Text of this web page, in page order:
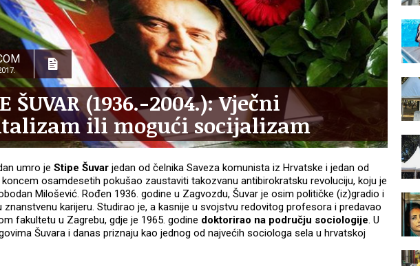
ŠUVAR (1936.-2004.): Vječni
ili mogući socijalizam
umro je Stipe Šuvar jedan od čelnika Saveza komunista iz Hrvatske i jedan od
koncem osamdesetih pokušao zaustaviti takozvanu antibirokratsku revoluciju, koju je
Milošević. Rođen 1936. godine u Zagvozdu, Šuvar je osim političke (iz)gradio i
znanstvenu karijeru. Studirao je, a kasnije u svojstvu redovitog profesora i predavao
fakultetu u Zagrebu, gdje je 1965. godine doktorirao na području sociologije. U
Šuvara i danas priznaju kao jednog od najvećih sociologa sela u hrvatskoj